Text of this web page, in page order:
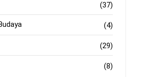
(37)
(4)
(29)
(8)